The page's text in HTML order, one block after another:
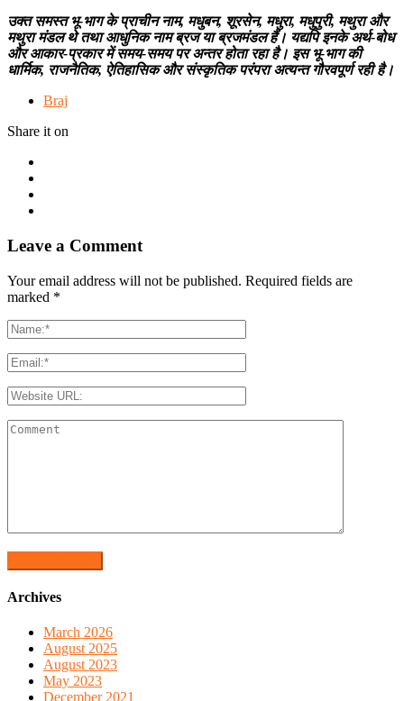
उक्त समस्त भू-भाग के प्राचीन नाम, मधुबन, शूरसेन, मधुरा, मधुपुरी, मथुरा और
मथुरा मंडल थे तथा आधुनिक नाम ब्रज या ब्रजमंडल हैं। यद्यपि इनके अर्थ-बोध
और आकार-प्रकार में समय-समय पर अन्तर होता रहा है। इस भू-भाग की
धार्मिक, राजनैतिक, ऐतिहासिक और संस्कृतिक परंपरा अत्यन्त गौरवपूर्ण रही है।
Braj
Share it on
Leave a Comment
Your email address will not be published. Required fields are
marked *
Archives
March 2026
August 2025
August 2023
May 2023
December 2021